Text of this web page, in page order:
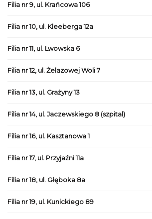
Filia nr 9, ul. Krańcowa 106
Filia nr 10, ul. Kleeberga 12a
Filia nr 11, ul. Lwowska 6
Filia nr 12, ul. Żelazowej Woli 7
Filia nr 13, ul. Grażyny 13
Filia nr 14, ul. Jaczewskiego 8 (szpital)
Filia nr 16, ul. Kasztanowa 1
Filia nr 17, ul. Przyjaźni 11a
Filia nr 18, ul. Głęboka 8a
Filia nr 19, ul. Kunickiego 89